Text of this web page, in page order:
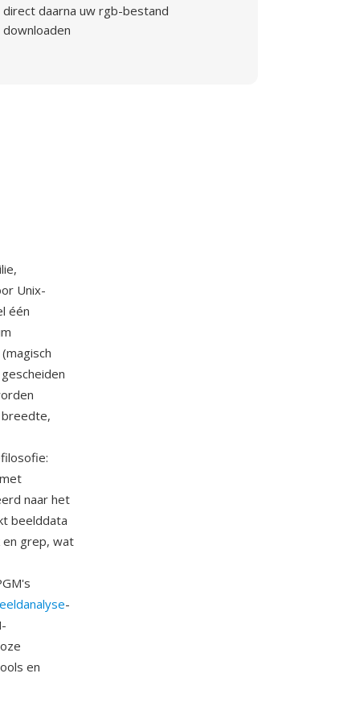
direct daarna uw rgb-bestand
downloaden
Unix-
één
breedte,
naar het
beelddata
grep, wat
-
en